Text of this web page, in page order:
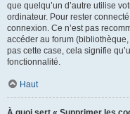
que quelqu’un d’autre utilise
ordinateur. Pour rester
connexion. Ce n’est pas
accéder au forum
pas cette case, cela signifie
fonctionnalité.
Haut